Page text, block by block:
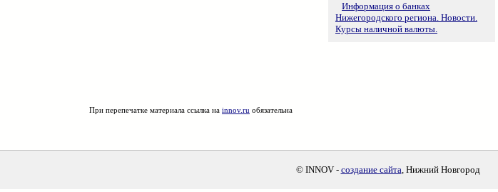
При перепечатке материала ссылка на innov.ru обязательна
Информация о банках
Нижегородского региона. Новости.
Курсы наличной валюты.
© INNOV - создание сайта, Нижний Новгород